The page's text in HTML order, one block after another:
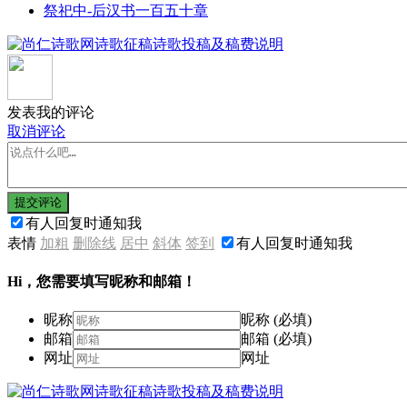
祭祀中-后汉书一百五十章
发表我的评论
取消评论
提交评论
有人回复时通知我
表情 加粗 删除线 居中 斜体 签到 有人回复时通知我
Hi，您需要填写昵称和邮箱！
昵称
昵称 (必填)
邮箱
邮箱 (必填)
网址
网址